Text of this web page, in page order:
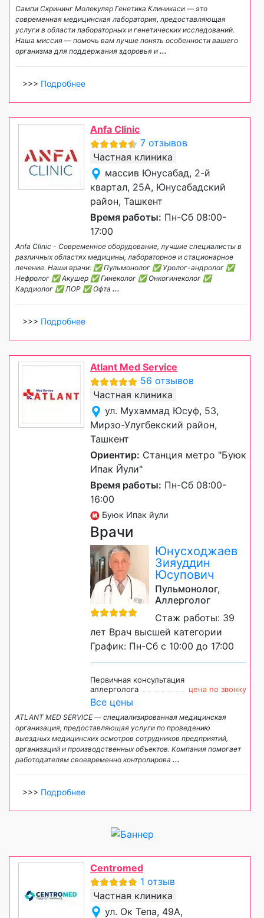
Сампи Скрининг Молекуляр Генетика Клиникаси — это
современная медицинская лаборатория, предоставляющая
услуги в области лабораторных и генетических исследований.
Наша миссия — помочь вам лучше понять особенности вашего
организма для поддержания здоровья и ...
>>> Подробнее
Anfa Clinic
7 отзывов
Частная клиника
массив Юнусабад, 2-й
квартал, 25А, Юнусабадский
район, Ташкент
Время работы: Пн-Сб 08:00-
17:00
Anfa Clinic - Современное оборудование, лучшие специалисты в
различных областях медицины, лабораторное и стационарное
лечение. Наши врачи: ✅ Пульмонолог ✅ Уролог-андролог ✅
Нефролог ✅ Акушер ✅ Гинеколог ✅ Онкогинеколог ✅
Кардиолог ✅ ЛОР ✅ Офта ...
>>> Подробнее
Atlant Med Service
56 отзывов
Частная клиника
ул. Мухаммад Юсуф, 53,
Мирзо-Улугбекский район,
Ташкент
Ориентир: Станция метро "Буюк
Ипак Йули"
Время работы: Пн-Сб 08:00-
16:00
Буюк Ипак йули
Врачи
Юнусходжаев
Зияуддин
Юсупович
Пульмонолог,
Аллерголог
Стаж работы: 39
лет Врач высшей категории
График: Пн-Сб с 10:00 до 17:00
Первичная консультация
аллерголога
цена по звонку
Все цены
ATLANT MED SERVICE — специализированная медицинская
организация, предоставляющая услуги по проведению
выездных медицинских осмотров сотрудников предприятий,
организаций и производственных объектов. Компания помогает
работодателям своевременно контролирова ...
>>> Подробнее
Centromed
1 отзыв
Частная клиника
ул. Ок Тепа, 49А,